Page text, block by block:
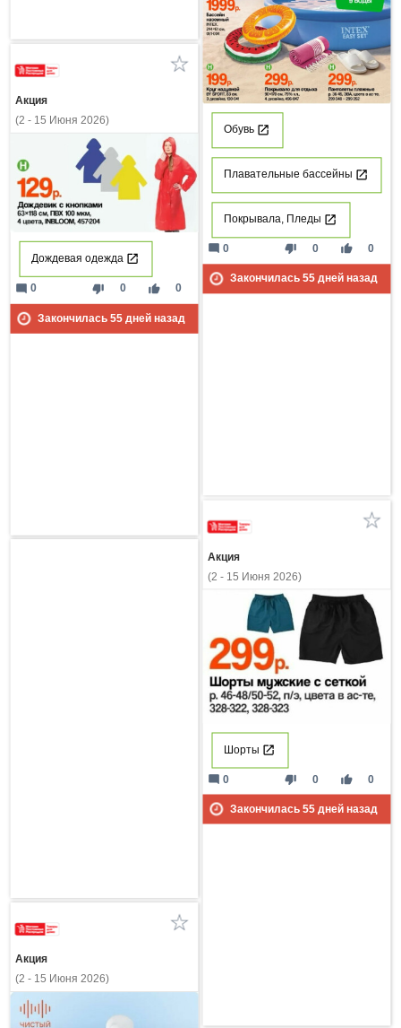
Обувь
Плавательные бассейны
Покрывала, Пледы
thumb_down 0 thumb_up 0
mode_comment 0
Закончилась 55дней назад
Акция
(2 - 15 Июня 2026)
Дождевая одежда
thumb_down 0 thumb_up 0
mode_comment 0
Закончилась 55дней назад
Акция
(2 - 15 Июня 2026)
Шорты
thumb_down 0 thumb_up 0
mode_comment 0
Закончилась 55дней назад
Акция
(2 - 15 Июня 2026)